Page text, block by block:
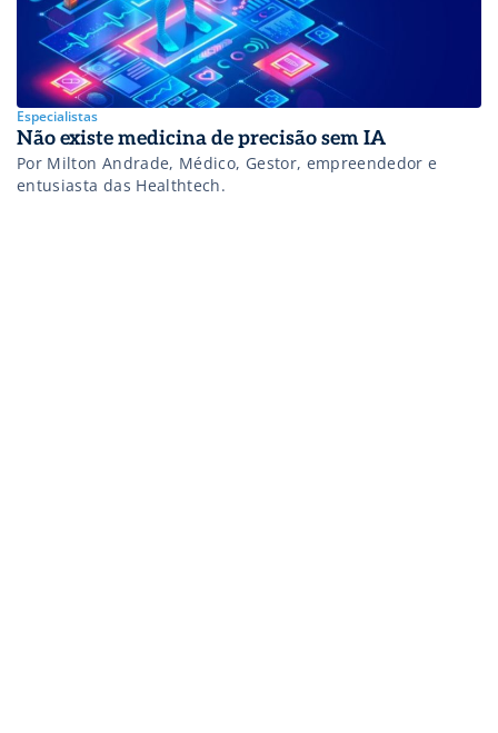
Especialistas
Não existe medicina de precisão sem IA
Por Milton Andrade, Médico, Gestor, empreendedor e
entusiasta das Healthtech.